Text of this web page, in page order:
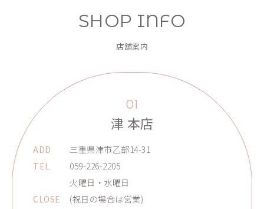
SHOP INFO
店舗案内
01
津 本店
ADD
三重県津市乙部14-31
TEL
059-226-2205
CLOSE
火曜日・水曜日
(祝日の場合は営業)